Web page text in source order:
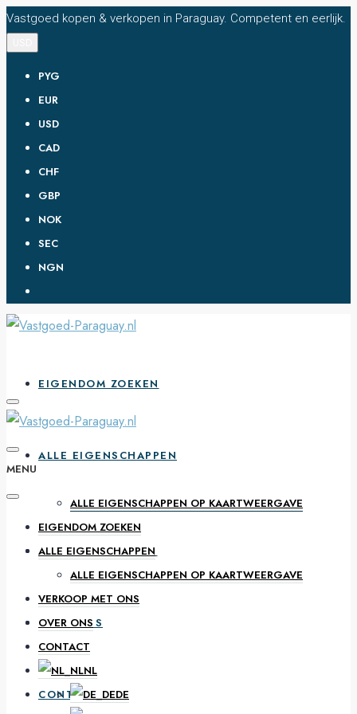
Vastgoed kopen & verkopen in Paraguay. Competent en eerlijk.
PYG
EUR
USD
CAD
CHF
GBP
NOK
SEC
NGN
EIGENDOM ZOEKEN
ALLE EIGENSCHAPPEN
ALLE EIGENSCHAPPEN OP KAARTWEERGAVE
VERKOOP MET ONS
OVER ONS
CONTACT
MENU
EIGENDOM ZOEKEN
ALLE EIGENSCHAPPEN
ALLE EIGENSCHAPPEN OP KAARTWEERGAVE
VERKOOP MET ONS
OVER ONS
CONTACT
NL
DE